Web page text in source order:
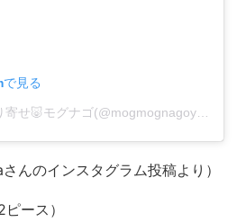
見る
名古屋グルメ🐷お取り寄せ🐷モグナゴ(@mogmognagoya)がシェアした投稿
んのインスタグラム投稿より）
ース）